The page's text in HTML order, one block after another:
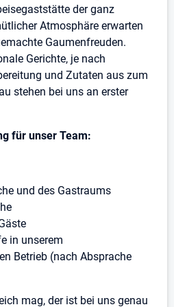
der ganz
Atmosphäre erwarten
Gaumenfreuden.
Gerichte, je nach
und Zutaten aus zum
stehen bei uns an erster
für unser Team:
und des Gastraums
in unserem
Betrieb (nach Absprache
mag, der ist bei uns genau